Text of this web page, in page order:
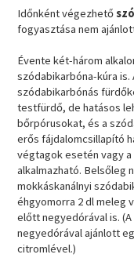
Időnként végezhető
fogyasztása nem
Évente két-három
szódabikarbóna-kúra
szódabikarbónás
testfürdő, de hatásos
bőrpórusokat, és a
erős fájdalomcsillapító
végtagok esetén vagy
alkalmazható. Belsőleg
mokkáskanálnyi
éhgyomorra 2 dl meleg
előtt negyedórával is.
negyedórával ajánlott
citromlével.)